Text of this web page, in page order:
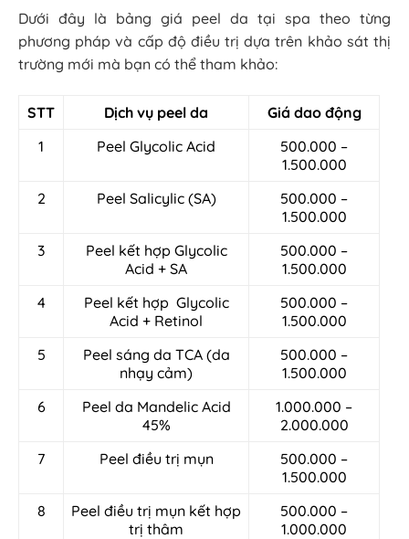
Dưới đây là bảng giá peel da tại spa theo từng
phương pháp và cấp độ điều trị dựa trên khảo sát thị
trường mới mà bạn có thể tham khảo:
STT Dịch vụ peel da
Giá dao động
1
Peel Glycolic Acid
500.000 –
1.500.000
2
Peel Salicylic (SA)
500.000 –
1.500.000
3
Peel kết hợp Glycolic
Acid + SA
500.000 –
1.500.000
4
Peel kết hợp Glycolic
Acid + Retinol
500.000 –
1.500.000
5
Peel sáng da TCA (da
nhạy cảm)
500.000 –
1.500.000
6
Peel da Mandelic Acid
45%
1.000.000 –
2.000.000
7
Peel điều trị mụn
500.000 –
1.500.000
8
Peel điều trị mụn kết hợp
trị thâm
500.000 –
1.000.000